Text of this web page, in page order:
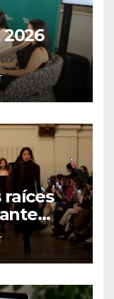
raíces
Week a